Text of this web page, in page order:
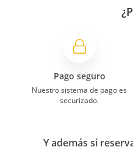
Pago seguro
Nuestro sistema de pago es
securizado.
Y además si